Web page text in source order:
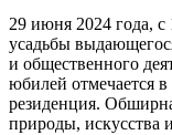
29 июня 2024 года, с
усадьбы
и общественного
юбилей отмечается в
резиденция.
природы, искусства